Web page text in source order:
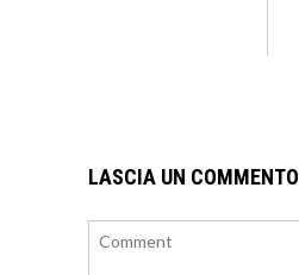
LASCIA UN COMMENTO